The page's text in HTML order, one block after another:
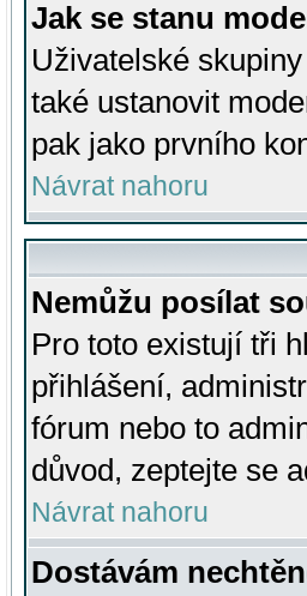
Jak se stanu
Uživatelské
také ustanovit
pak jako prvního
Návrat nahoru
Nemůžu posílat
Pro toto existují tři
přihlášení,
fórum nebo to
důvod, zeptejte se
Návrat nahoru
Dostávám